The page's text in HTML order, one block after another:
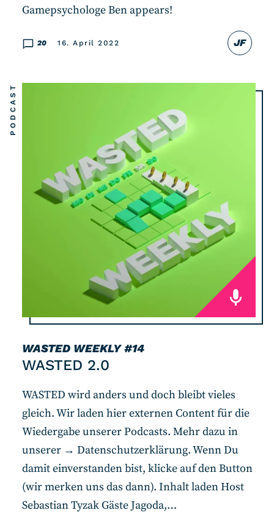
JF
20 16. April 2022
Gamepsychologe Ben appears!
WASTED WEEKLY#14
WASTED 2.0
PODCAST
WASTED wird anders und doch bleibt vieles
gleich. Wir laden hier externen Content für die
Wiedergabe unserer Podcasts. Mehr dazu in
unserer → Datenschutzerklärung. Wenn Du
damit einverstanden bist, klicke auf den Button
(wir merken uns das dann). Inhalt laden Host
Sebastian Tyzak Gäste Jagoda,…